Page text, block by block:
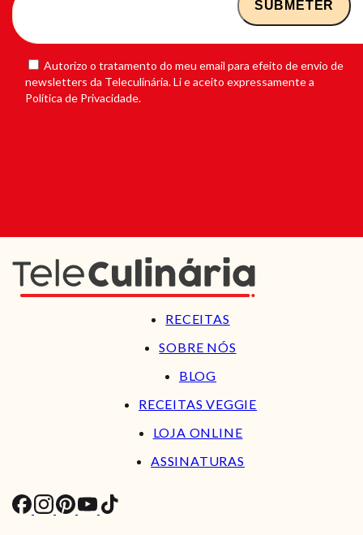
Autorizo o tratamento do meu email para efeito de envio de
newsletters da Teleculinária. Li e aceito expressamente a
Política de Privacidade.
RECEITAS
SOBRE NÓS
BLOG
RECEITAS VEGGIE
LOJA ONLINE
ASSINATURAS